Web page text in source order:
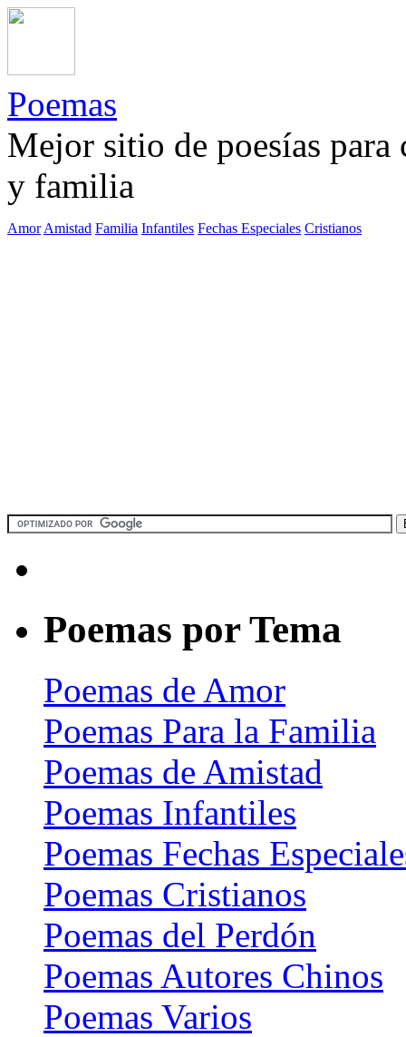
Poemas
Mejor sitio de poesías
y familia
Amor Amistad Familia Infantiles Fechas Especiales Cristianos
Poemas por Tema
Poemas de Amor
Poemas Para la Familia
Poemas de Amistad
Poemas Infantiles
Poemas Fechas
Poemas Cristianos
Poemas del Perdón
Poemas Autores Chinos
Poemas Varios